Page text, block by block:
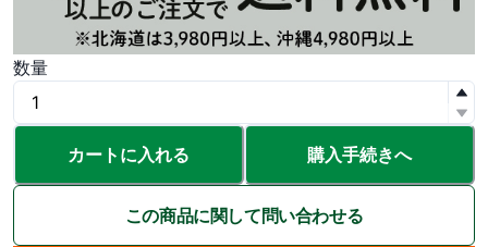
数量
カートに入れる 購入手続きへ
この商品に関して問い合わせる